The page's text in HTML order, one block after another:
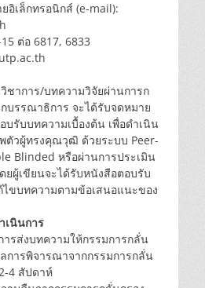
อิเล็กทรอนิกส์ (e-mail):
ต่อ 6817, 6833
าการ/บทความวิจัยผ่านการก
บรรณาธิการ จะได้รับจดหมาย
บรับบทความเบื้องต้น เพื่อดำเนิน
ตัวผู้ทรงคุณวุฒิ ด้วยระบบ Peer-
Blinded หรือผ่านการประเมิน
ยผู้เขียนจะได้รับหนังสือตอบรับ
ขบทความตามข้อเสนอแนะของ
เนินการ
รส่งบทความให้กรรมการกลั่น
การพิจารณาจากกรรมการกลั่น
4 สัปดาห์